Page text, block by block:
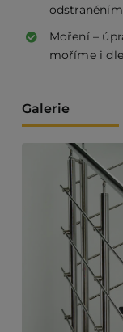
Moření –
moříme i
Galerie